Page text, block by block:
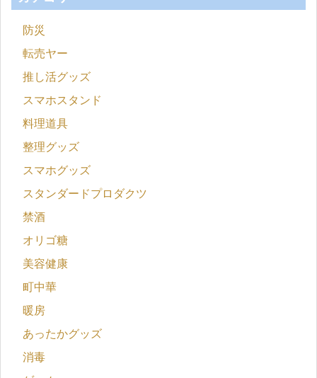
防災
転売ヤー
推し活グッズ
スマホスタンド
料理道具
整理グッズ
スマホグッズ
スタンダードプロダクツ
禁酒
オリゴ糖
美容健康
町中華
暖房
あったかグッズ
消毒